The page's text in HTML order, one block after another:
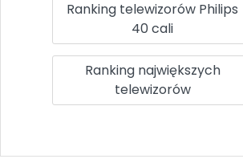
Ranking telewizorów Philips
40 cali
Ranking największych
telewizorów